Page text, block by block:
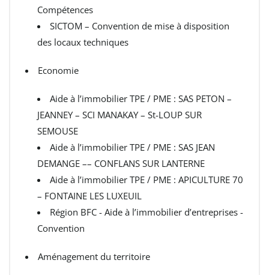
Compétences
SICTOM – Convention de mise à disposition
des locaux techniques
Economie
Aide à l’immobilier TPE / PME : SAS PETON –
JEANNEY – SCI MANAKAY – St-LOUP SUR
SEMOUSE
Aide à l’immobilier TPE / PME : SAS JEAN
DEMANGE –– CONFLANS SUR LANTERNE
Aide à l’immobilier TPE / PME : APICULTURE 70
– FONTAINE LES LUXEUIL
Région BFC - Aide à l’immobilier d’entreprises -
Convention
Aménagement du territoire